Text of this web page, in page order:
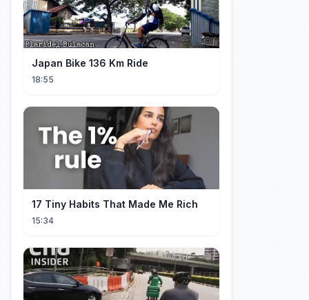
Japan Bike 136 Km Ride
18:55
17 Tiny Habits That Made Me Rich
15:34